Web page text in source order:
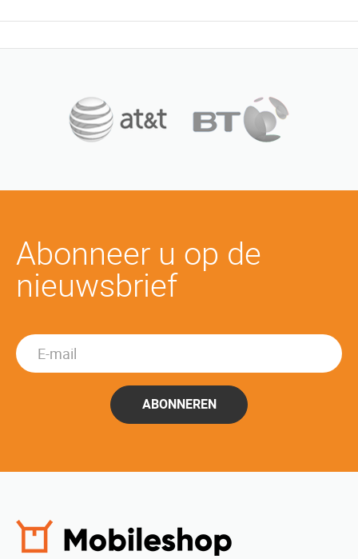
Abonneer u op de
nieuwsbrief
ABONNEREN